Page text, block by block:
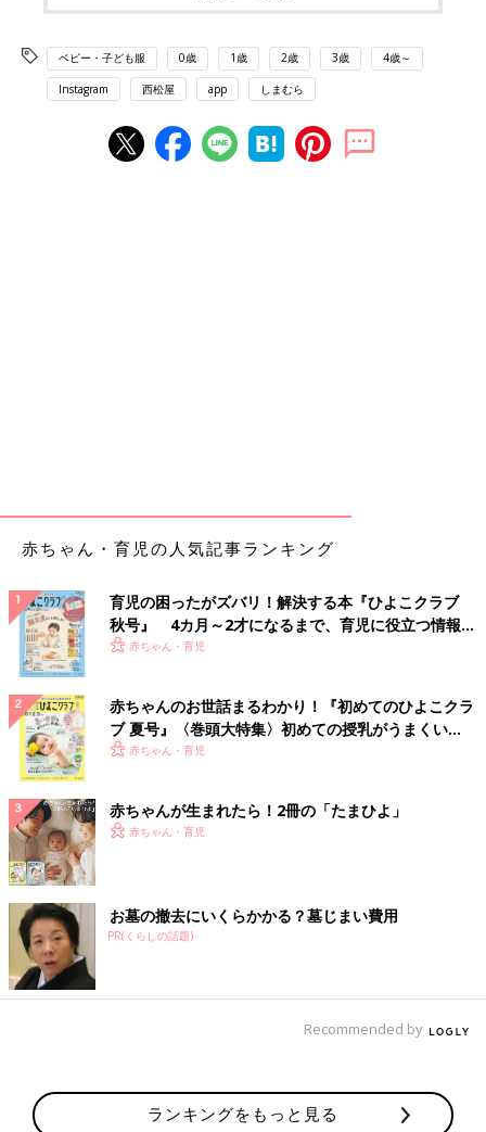
ベビー・子ども服 0歳 1歳 2歳 3歳 4歳～
Instagram 西松屋 app しまむら
赤ちゃん・育児の人気記事ランキング
育児の困ったがズバリ！解決する本『ひよこクラブ
秋号』 4カ月～2才になるまで、育児に役立つ情報が
いっぱい！
赤ちゃん・育児
赤ちゃんのお世話まるわかり！『初めてのひよこクラ
ブ 夏号』〈巻頭大特集〉初めての授乳がうまくい
く！ おっぱい・ミルクの基本と夏のトラブル 解決テ
赤ちゃん・育児
赤ちゃんが生まれたら！2冊の「たまひよ」
赤ちゃん・育児
お墓の撤去にいくらかかる？墓じまい費用
PR(くらしの話題)
Recommended by
ランキングをもっと見る